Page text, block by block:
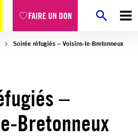
FAIRE UN DON
Soirée réfugiés – Voisins-le-Bretonneux
–
Bretonneux